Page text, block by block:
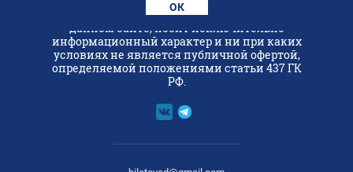
Любая информация, представленная на
данном сайте, носит исключительно
информационный характер и ни при каких
условиях не является публичной офертой,
определяемой положениями статьи 437 ГК
РФ.
ОК